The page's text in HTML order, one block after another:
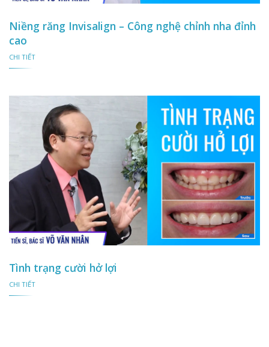
Niềng răng Invisalign – Công nghệ chỉnh nha đỉnh
cao
CHI TIẾT
Tình trạng cười hở lợi
CHI TIẾT